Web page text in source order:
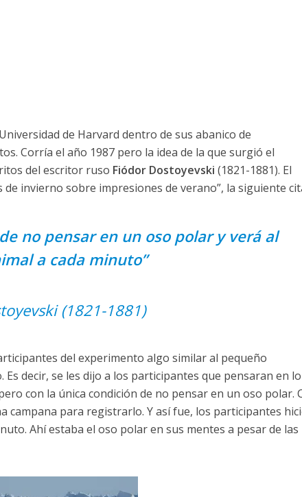
de Harvard dentro de sus abanico de
Corría el año 1987 pero la idea de la que surgió el
del escritor ruso Fiódor Dostoyevski (1821-1881). El
invierno sobre impresiones de verano”, la siguiente
no pensar en un oso polar y verá al
a cada minuto”
(1821-1881)
del experimento algo similar al pequeño
decir, se les dijo a los participantes que pensaran en
con la única condición de no pensar en un oso polar.
campana para registrarlo. Y así fue, los participantes
Ahí estaba el oso polar en sus mentes a pesar de las